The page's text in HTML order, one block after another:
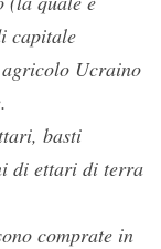
capitale
Ucraino
basti
di ettari di terra
comprate in